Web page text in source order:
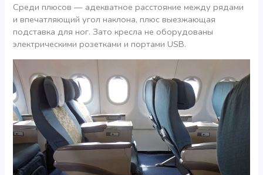
Среди плюсов — адекватное расстояние между рядами
и впечатляющий угол наклона, плюс выезжающая
подставка для ног. Зато кресла не оборудованы
электрическими розетками и портами USB.